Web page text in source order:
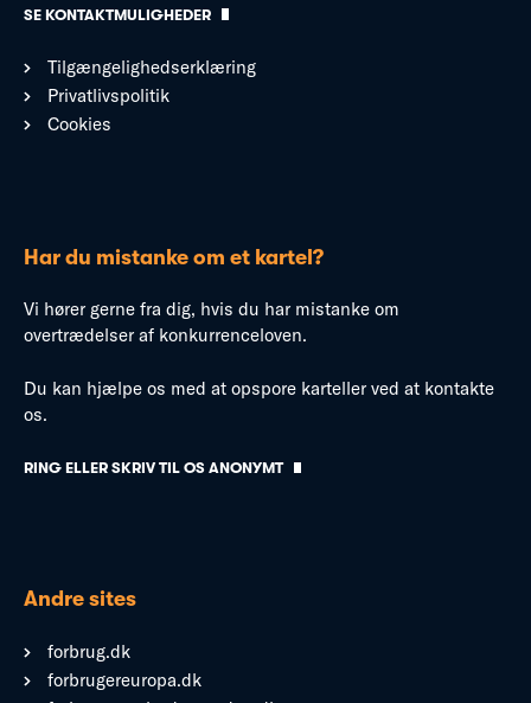
SE KONTAKTMULIGHEDER
Tilgængelighedserklæring
Privatlivspolitik
Cookies
Har du mistanke om et kartel?
Vi hører gerne fra dig, hvis du har mistanke om
overtrædelser af konkurrenceloven.
Du kan hjælpe os med at opspore karteller ved at kontakte
os.
RING ELLER SKRIV TIL OS ANONYMT
Andre sites
forbrug.dk
forbrugereuropa.dk